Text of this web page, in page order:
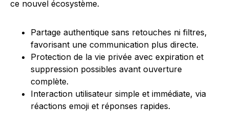
ce nouvel écosystème.
Partage authentique sans retouches ni filtres,
favorisant une communication plus directe.
Protection de la vie privée avec expiration et
suppression possibles avant ouverture
complète.
Interaction utilisateur simple et immédiate, via
réactions emoji et réponses rapides.